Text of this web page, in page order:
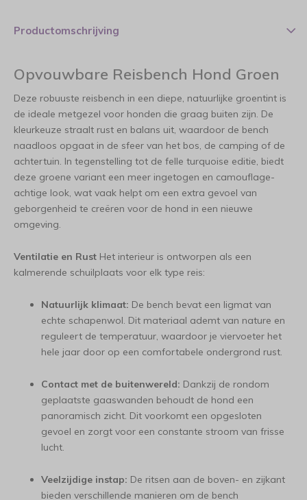
Productomschrijving
Opvouwbare Reisbench Hond Groen
Deze robuuste reisbench in een diepe, natuurlijke groentint is
de ideale metgezel voor honden die graag buiten zijn. De
kleurkeuze straalt rust en balans uit, waardoor de bench
naadloos opgaat in de sfeer van het bos, de camping of de
achtertuin. In tegenstelling tot de felle turquoise editie, biedt
deze groene variant een meer ingetogen en camouflage-
achtige look, wat vaak helpt om een extra gevoel van
geborgenheid te creëren voor de hond in een nieuwe
omgeving.
Ventilatie en Rust Het interieur is ontworpen als een
kalmerende schuilplaats voor elk type reis:
Natuurlijk klimaat: De bench bevat een ligmat van
echte schapenwol. Dit materiaal ademt van nature en
reguleert de temperatuur, waardoor je viervoeter het
hele jaar door op een comfortabele ondergrond rust.
Contact met de buitenwereld: Dankzij de rondom
geplaatste gaaswanden behoudt de hond een
panoramisch zicht. Dit voorkomt een opgesloten
gevoel en zorgt voor een constante stroom van frisse
lucht.
Veelzijdige instap: De ritsen aan de boven- en zijkant
bieden verschillende manieren om de bench